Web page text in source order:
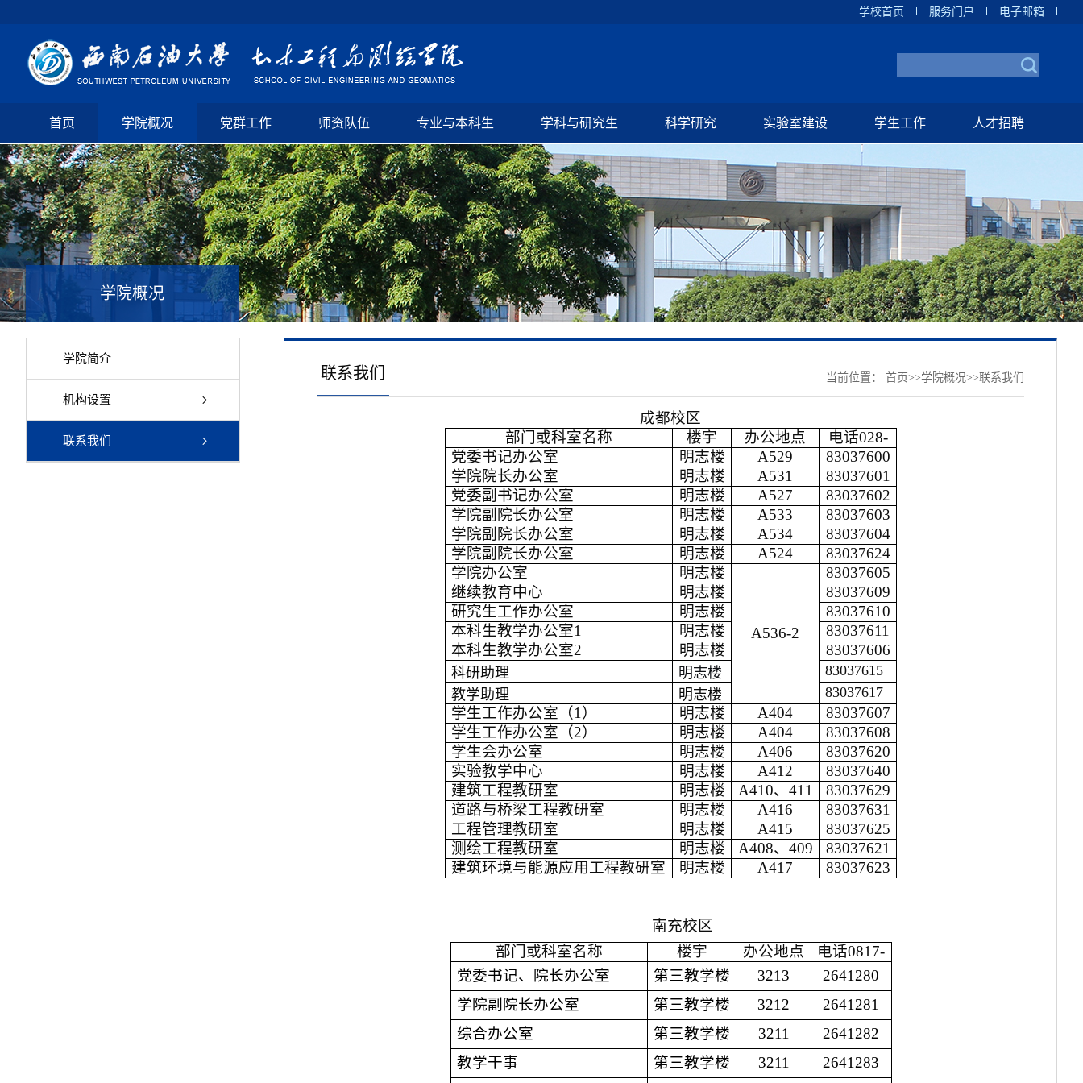
学校首页 服务门户 电子邮箱
首页 学院概况 党群工作 师资队伍 专业与本科生 学科与研究生 科学研究 实验室建设 学生工作 人才招聘
学院概况
学院简介
机构设置
联系我们
联系我们 当前位置： 首页>>学院概况>>联系我们
成都校区
部门或科室名称
楼宇 办公地点 电话028-
党委书记办公室
明志楼 A529
83037600
学院院长办公室
明志楼 A531
83037601
党委副书记办公室
明志楼 A527
83037602
学院副院长办公室
明志楼 A533
83037603
学院副院长办公室
明志楼 A534
83037604
学院副院长办公室
明志楼 A524
83037624
学院办公室
明志楼
A536-2
83037605
继续教育中心
明志楼
83037609
研究生工作办公室
明志楼
83037610
本科生教学办公室1 明志楼
83037611
本科生教学办公室2 明志楼 83037606
科研助理 明志楼
83037615
教学助理
明志楼 83037617
学生工作办公室（1） 明志楼 A404
83037607
学生工作办公室（2） 明志楼 A404
83037608
学生会办公室
明志楼 A406
83037620
实验教学中心
明志楼 A412
83037640
建筑工程教研室
明志楼 A410、411
83037629
道路与桥梁工程教研室
明志楼 A416
83037631
工程管理教研室
明志楼 A415
83037625
测绘工程教研室
明志楼 A408、409
83037621
建筑环境与能源应用工程教研室
明志楼 A417 83037623
南充校区
部门或科室名称
楼宇 办公地点 电话0817-
党委书记、院长办公室
第三教学楼 3213
2641280
学院副院长办公室
第三教学楼 3212
2641281
综合办公室
第三教学楼 3211
2641282
教学干事
第三教学楼 3211 2641283